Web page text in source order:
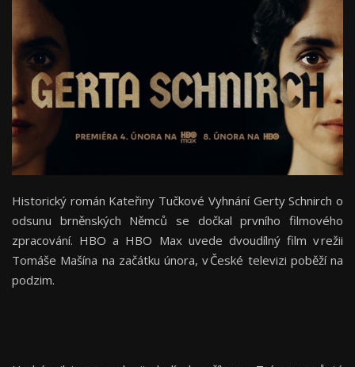
Historický román Kateřiny Tučkové Vyhnání Gerty Schnirch o
odsunu brněnských Němců se dočkal prvního filmového
zpracování. HBO a HBO Max uvede dvoudílný film v režii
Tomáše Mašína na začátku února, v České televizi poběží na
podzim.